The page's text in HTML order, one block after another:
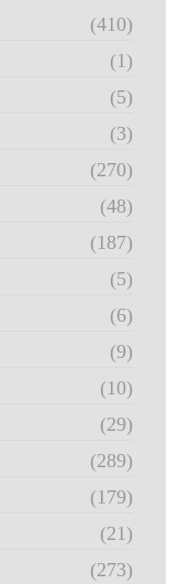
(410)
(1)
(5)
(3)
(270)
(48)
(187)
(5)
(6)
(9)
(10)
(29)
(289)
(179)
(21)
(273)